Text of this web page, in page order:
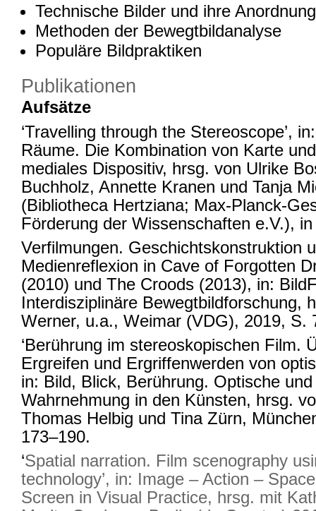
Technische Bilder und ihre
Methoden der Bewegtbildanalyse
Populäre Bildpraktiken
Publikationen
Aufsätze
‘Travelling through the Stereoscope’,
Räume. Die Kombination von Karte
mediales Dispositiv, hrsg. von Ulrike
Buchholz, Annette Kranen und Tanja
(Bibliotheca Hertziana; Max-Planck-
Förderung der Wissenschaften e.V.),
Verfilmungen. Geschichtskonstruktion
Medienreflexion in Cave of Forgotten
(2010) und The Croods (2013), in:
Interdisziplinäre Bewegtbildforschung,
Werner, u.a., Weimar (VDG), 2019, S.
‘Berührung im stereoskopischen Film.
Ergreifen und Ergriffenwerden von
in: Bild, Blick, Berührung. Optische
Wahrnehmung in den Künsten, hrsg.
Thomas Helbig und Tina Zürn,
173–190.
‘Spatial narration. Film scenography
technology’, in: Image – Action –
Screen in Visual Practice, hrsg. mit